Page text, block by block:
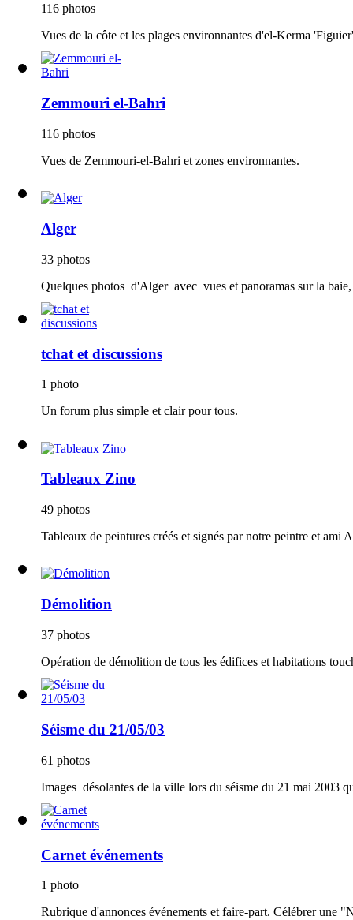
116 photos
Vues de la côte et les plages environnantes d'el-Kerma
Zemmouri el-Bahri
116 photos
Vues de Zemmouri-el-Bahri et zones environnantes.
Alger
33 photos
Quelques photos d'Alger avec vues et panoramas sur la
tchat et discussions
1 photo
Un forum plus simple et clair pour tous.
Tableaux Zino
49 photos
Tableaux de peintures créés et signés par notre peintre et ami
Démolition
37 photos
Opération de démolition de tous les édifices et habitations
Séisme du 21/05/03
61 photos
Images désolantes de la ville lors du séisme du 21 mai 2003
Carnet événements
1 photo
Rubrique d'annonces événements et faire-part. Célébrer une